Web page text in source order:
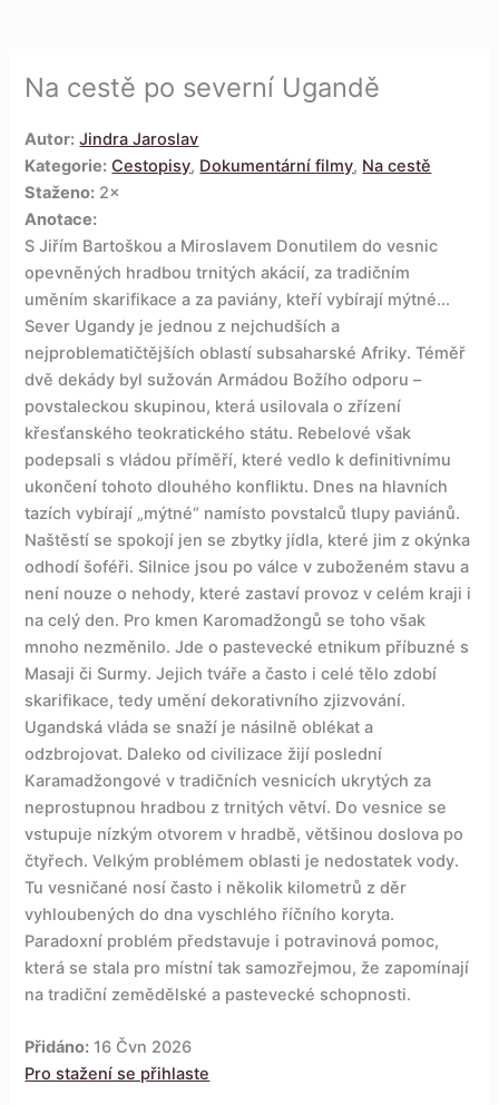
Na cestě po severní Ugandě
Autor: Jindra Jaroslav
Kategorie: Cestopisy, Dokumentární filmy, Na cestě
Staženo: 2×
Anotace:
S Jiřím Bartoškou a Miroslavem Donutilem do vesnic
opevněných hradbou trnitých akácií, za tradičním
uměním skarifikace a za paviány, kteří vybírají mýtné...
Sever Ugandy je jednou z nejchudších a
nejproblematičtějších oblastí subsaharské Afriky. Téměř
dvě dekády byl sužován Armádou Božího odporu –
povstaleckou skupinou, která usilovala o zřízení
křesťanského teokratického státu. Rebelové však
podepsali s vládou příměří, které vedlo k definitivnímu
ukončení tohoto dlouhého konfliktu. Dnes na hlavních
tazích vybírají „mýtné“ namísto povstalců tlupy paviánů.
Naštěstí se spokojí jen se zbytky jídla, které jim z okýnka
odhodí šoféři. Silnice jsou po válce v zuboženém stavu a
není nouze o nehody, které zastaví provoz v celém kraji i
na celý den. Pro kmen Karomadžongů se toho však
mnoho nezměnilo. Jde o pastevecké etnikum příbuzné s
Masaji či Surmy. Jejich tváře a často i celé tělo zdobí
skarifikace, tedy umění dekorativního zjizvování.
Ugandská vláda se snaží je násilně oblékat a
odzbrojovat. Daleko od civilizace žijí poslední
Karamadžongové v tradičních vesnicích ukrytých za
neprostupnou hradbou z trnitých větví. Do vesnice se
vstupuje nízkým otvorem v hradbě, většinou doslova po
čtyřech. Velkým problémem oblasti je nedostatek vody.
Tu vesničané nosí často i několik kilometrů z děr
vyhloubených do dna vyschlého říčního koryta.
Paradoxní problém představuje i potravinová pomoc,
která se stala pro místní tak samozřejmou, že zapomínají
na tradiční zemědělské a pastevecké schopnosti.
Přidáno: 16 Čvn 2026
Pro stažení se přihlaste